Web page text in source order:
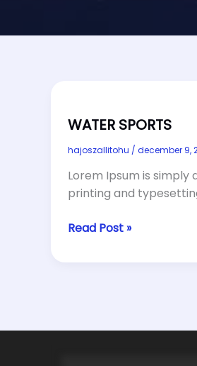
WATER SPORTS
hajoszallitohu / december 9,
Lorem Ipsum is
printing and
WATER
Read Post »